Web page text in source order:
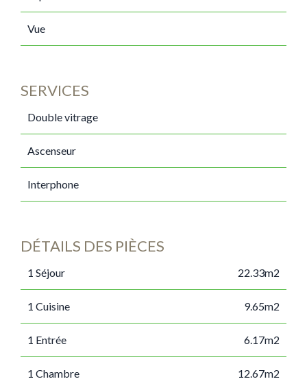
Vue
SERVICES
Double vitrage
Ascenseur
Interphone
DÉTAILS DES PIÈCES
1 Séjour 22.33m2
1 Cuisine 9.65m2
1 Entrée 6.17m2
1 Chambre 12.67m2